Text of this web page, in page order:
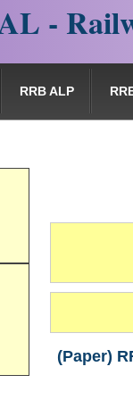
-
RRB ALP
(Paper)